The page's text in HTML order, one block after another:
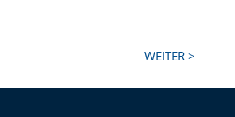
WEITER >